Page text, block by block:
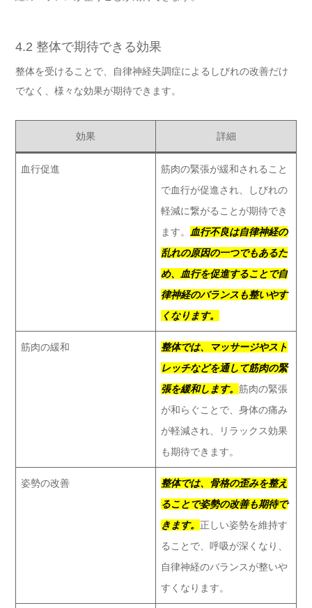
4.2 整体で期待できる効果
整体を受けることで、自律神経失調症によるしびれの改善だけ
でなく、様々な効果が期待できます。
効果 詳細
血行促進
筋肉の緊張が緩和されること
で血行が促進され、しびれの
軽減に繋がることが期待でき
ます。
血行不良は自律神経の
乱れの原因の一つでもあるた
め、血行を促進することで自
律神経のバランスも整いやす
くなります。
筋肉の緩和
整体では、マッサージやスト
レッチなどを通して筋肉の緊
張を緩和します。 筋肉の緊張
が和らぐことで、身体の痛み
が軽減され、リラックス効果
も期待できます。
姿勢の改善
整体では、骨格の歪みを整え
ることで姿勢の改善も期待で
きます。 正しい姿勢を維持す
ることで、呼吸が深くなり、
自律神経のバランスが整いや
すくなります。